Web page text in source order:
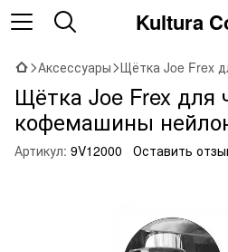
Kultura
Аксессуары Щётка Joe Frex
Щётка Joe Frex для
кофемашины
Артикул: 9V12000 Оставить